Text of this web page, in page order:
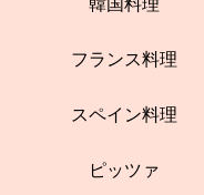
韓国料理
フランス料理
スペイン料理
ピッツァ